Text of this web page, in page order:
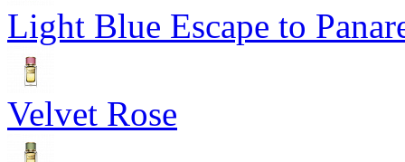
Light Blue Escape to
Velvet Rose